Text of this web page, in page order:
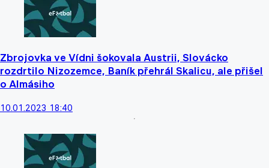
Zbrojovka ve Vídni šokovala Austrii, Slovácko
rozdrtilo Nizozemce, Baník přehrál Skalicu, ale přišel
o Almásiho
10.01.2023 18:40